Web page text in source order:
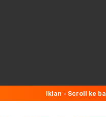
Iklan - Scroll ke